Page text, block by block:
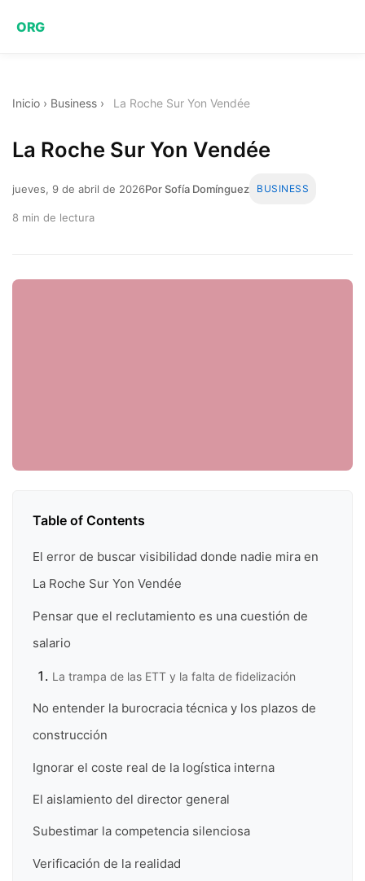
ORG
Inicio › Business › La Roche Sur Yon Vendée
La Roche Sur Yon Vendée
jueves, 9 de abril de 2026Por Sofía Domínguez BUSINESS
8 min de lectura
Table of Contents
El error de buscar visibilidad donde nadie mira en
La Roche Sur Yon Vendée
Pensar que el reclutamiento es una cuestión de
salario
La trampa de las ETT y la falta de fidelización
No entender la burocracia técnica y los plazos de
construcción
Ignorar el coste real de la logística interna
El aislamiento del director general
Subestimar la competencia silenciosa
Verificación de la realidad